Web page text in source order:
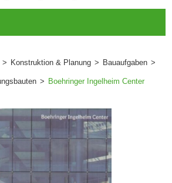
> Konstruktion & Planung > Bauaufgaben >
> Boehringer Ingelheim Center